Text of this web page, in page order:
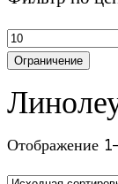
Ограничение
Отображение